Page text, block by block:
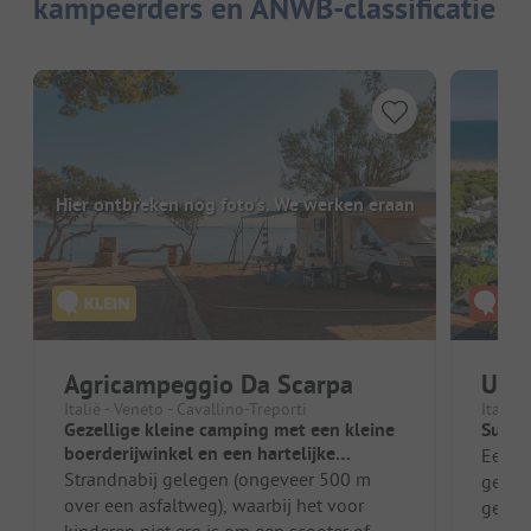
Hier ontbreken nog foto's. We werken eraan
Agricampeggio Da Scarpa
Italië - Veneto - Cavallino-Treporti
Gezellige kleine camping met een kleine
boerderijwinkel en een hartelijke
eigenaarsfamilie
Strandnabij gelegen (ongeveer 500 m
over een asfaltweg), waarbij het voor
Italië
Een